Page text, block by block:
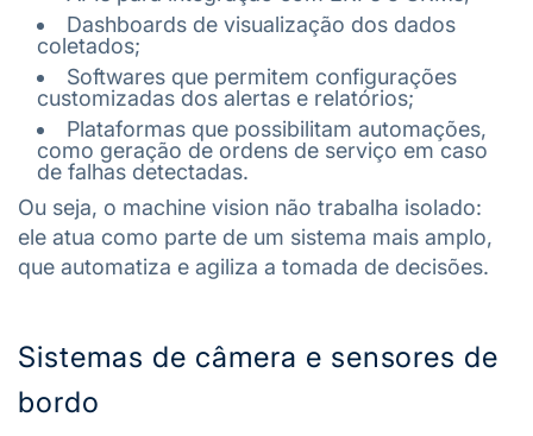
Dashboards de visualização dos dados
coletados;
Softwares que permitem configurações
customizadas dos alertas e relatórios;
Plataformas que possibilitam automações,
como geração de ordens de serviço em caso
de falhas detectadas.
Ou seja, o machine vision não trabalha isolado:
ele atua como parte de um sistema mais amplo,
que automatiza e agiliza a tomada de decisões.
Sistemas de câmera e sensores de
bordo